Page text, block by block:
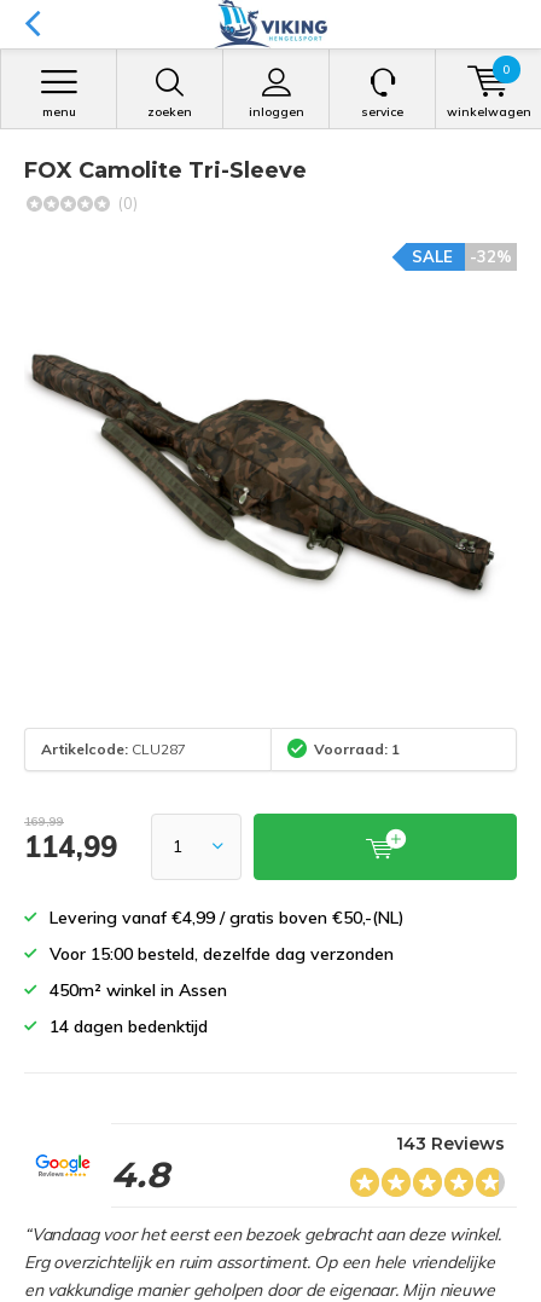
zoeken inloggen
menu service winkelwagen
0
FOX Camolite Tri-Sleeve
(0)
-32%
SALE
Artikelcode: CLU287 Voorraad: 1
169,99
114,99
Levering vanaf €4,99 / gratis boven €50,-(NL)
Voor 15:00 besteld, dezelfde dag verzonden
450m² winkel in Assen
14 dagen bedenktijd
4.8
143 Reviews
“Vandaag voor het eerst een bezoek gebracht aan deze winkel.
Erg overzichtelijk en ruim assortiment. Op een hele vriendelijke
en vakkundige manier geholpen door de eigenaar. Mijn nieuwe